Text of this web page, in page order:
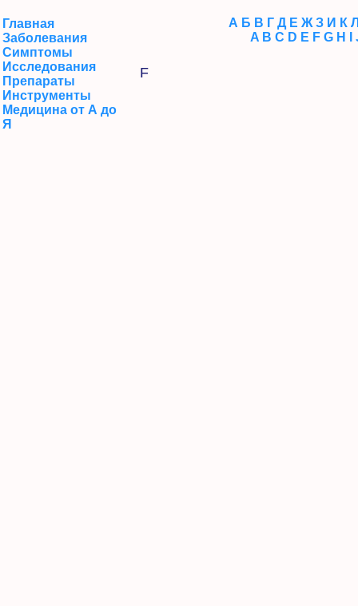
Главная
Заболевания
Симптомы
Исследования
Препараты
Инструменты
Медицина от А до
Я
А Б В Г Д Е Ж З И К
A B C D E F G H
F